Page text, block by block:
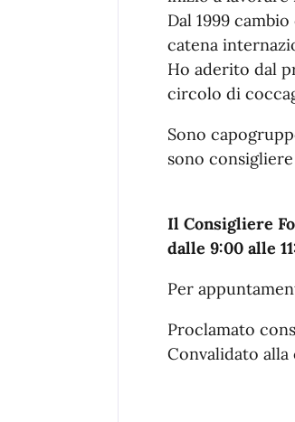
Dal 1999
catena
Ho aderito dal
circolo di
Sono
sono
Il Consigliere
dalle 9:00 alle
Per
Proclamato
Convalidato